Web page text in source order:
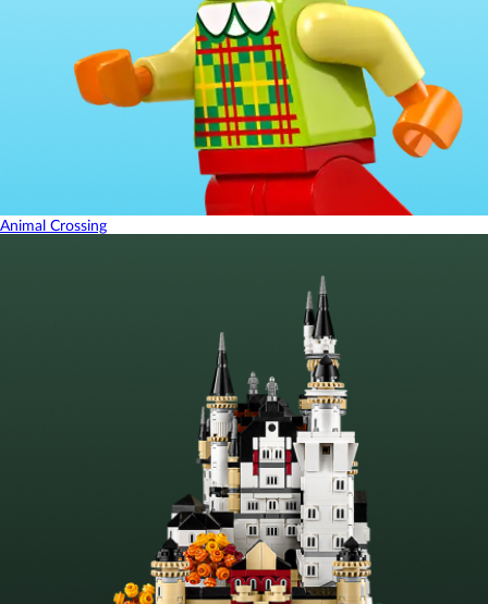
Animal Crossing